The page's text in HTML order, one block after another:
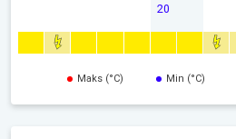
20
Maks (°C) Min (°C)